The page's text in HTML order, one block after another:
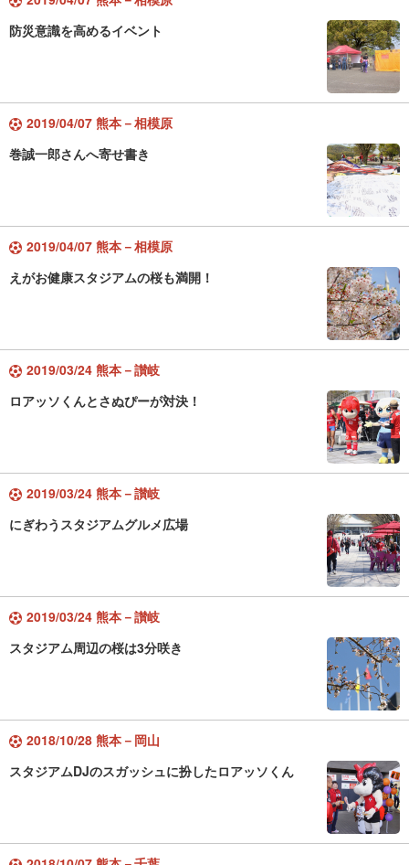
防災意識を高めるイベント
2019/04/07 熊本－相模原
巻誠一郎さんへ寄せ書き
2019/04/07 熊本－相模原
えがお健康スタジアムの桜も満開！
2019/03/24 熊本－讃岐
ロアッソくんとさぬぴーが対決！
2019/03/24 熊本－讃岐
にぎわうスタジアムグルメ広場
2019/03/24 熊本－讃岐
スタジアム周辺の桜は3分咲き
2018/10/28 熊本－岡山
スタジアムDJのスガッシュに扮したロアッソくん